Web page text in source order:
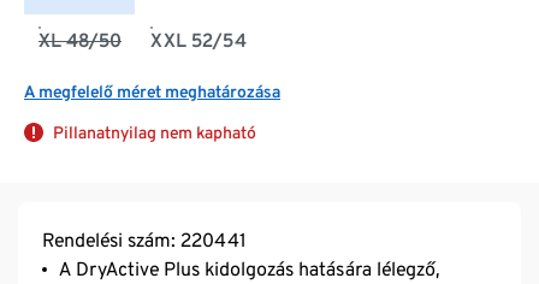
XL 48/50 XXL 52/54
A megfelelő méret meghatározása
Pillanatnyilag nem kapható
Rendelési szám: 220441
A DryActive Plus kidolgozás hatására lélegző,